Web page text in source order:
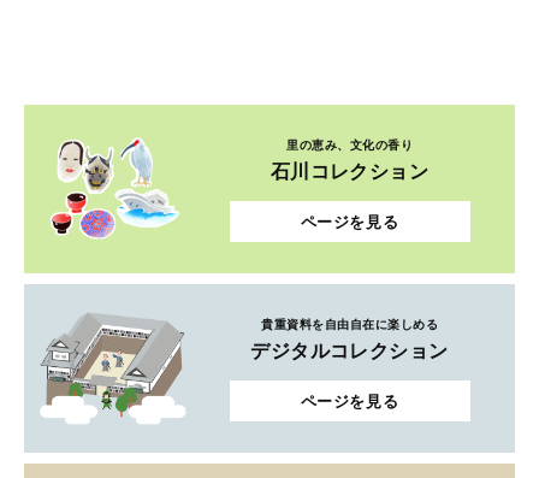
里の恵み、文化の香り
石川コレクション
ページを見る
貴重資料を自由自在に楽しめる
デジタルコレクション
ページを見る